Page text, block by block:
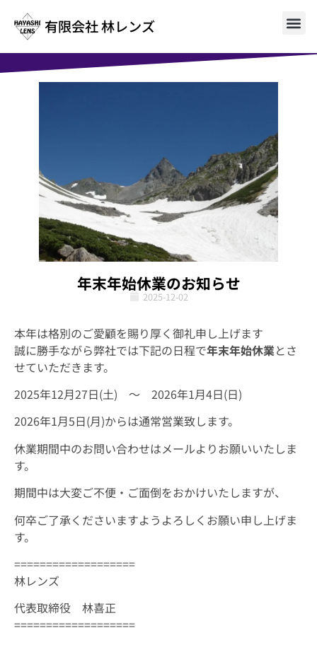
有限会社 林レンズ
年末年始休業のお知らせ
2025-12-02
本年は格別のご愛顧を賜り厚く御礼申し上げます
誠に勝手ながら弊社では下記の日程で年末年始休業とさ
せていただきます。
2025年12月27日(土) ～ 2026年1月4日(日)
2026年1月5日(月)からは通常営業致します。
休業期間中のお問い合わせはメールよりお願いいたしま
す。
期間中は大変ご不便・ご面倒をおかけいたしますが、
何卒ご了承くださいますようよろしくお願い申し上げま
す。
===================
林レンズ
代表取締役 林喜正
===================